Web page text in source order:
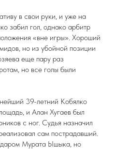
в свои руки, и уже на
забил гол, однако арбитр
«вне игры». Хороший
но из убойной позиции
еще пару раз
но все голы были
39-летний Кобялко
и Алан Хугаев был
с ног. Судья назначил
сам пострадавший.
Мурата Ышыка, но